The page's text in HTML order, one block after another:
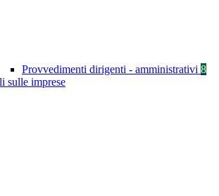
Provvedimenti dirigenti - amministrativi 8
sulle imprese